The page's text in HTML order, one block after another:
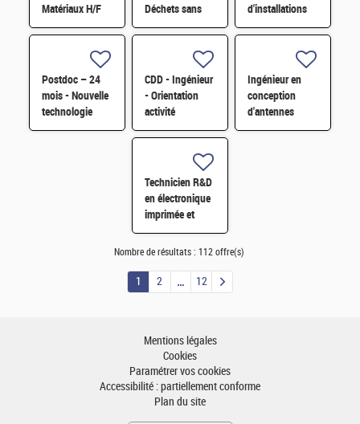
Matériaux H/F
Déchets sans
filières H/F
d'installations
H/F
Postdoc – 24
mois - Nouvelle
technologie
d'imagerie
CDD - Ingénieur
- Orientation
activité
Pérovskite pour
spatiales H/F
Ingénieur en
conception
d'antennes
compactes
Technicien R&D
en électronique
imprimée et
hybride H/F
Nombre de résultats : 112 offre(s)
1 2 12
Mentions légales
Cookies
Paramétrer vos cookies
Accessibilité : partiellement conforme
Plan du site